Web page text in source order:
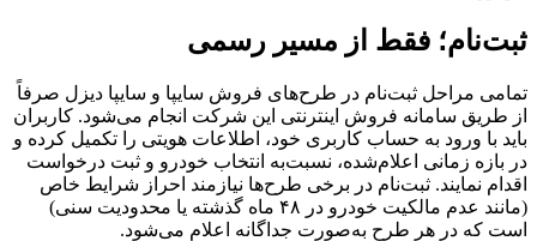
ثبت‌نام؛ فقط از مسیر رسمی
تمامی مراحل ثبت‌نام در طرح‌های فروش سایپا و سایپا دیزل صرفاً
از طریق سامانه فروش اینترنتی این شرکت انجام می‌شود. کاربران
باید با ورود به حساب کاربری خود، اطلاعات هویتی را تکمیل کرده و
در بازه زمانی اعلام‌شده، نسبت‌به انتخاب خودرو و ثبت درخواست
اقدام نمایند. ثبت‌نام در برخی طرح‌ها نیازمند احراز شرایط خاص
(مانند عدم مالکیت خودرو در ۴۸ ماه گذشته یا محدودیت سنی)
است که در هر طرح به‌صورت جداگانه اعلام می‌شود.